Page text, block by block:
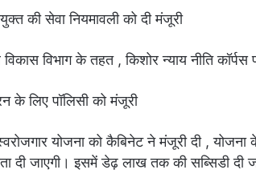
की सेवा नियमावली को दी मंजूरी
विभाग के तहत , किशोर न्याय नीति
के लिए पॉलिसी को मंजूरी
योजना को कैबिनेट ने मंजूरी दी ,
दी जाएगी। इसमें डेढ़ लाख तक की सब्सिडी दी